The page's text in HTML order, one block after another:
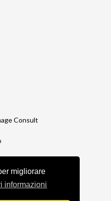
migliorare
informazioni
Consult
Brianza